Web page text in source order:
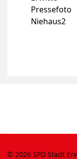
© 2026 SPD Stadt